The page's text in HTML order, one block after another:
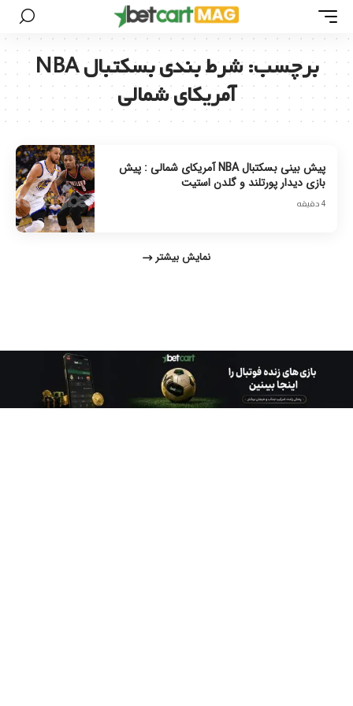
برچسب:
شرط بندی بسکتبال NBA
آمریکای شمالی
پیش بینی بسکتبال NBA آمریکای شمالی : پیش
بازی دیدار پورتلند و گلدن استیت
4 دقیقه
نمایش بیشتر